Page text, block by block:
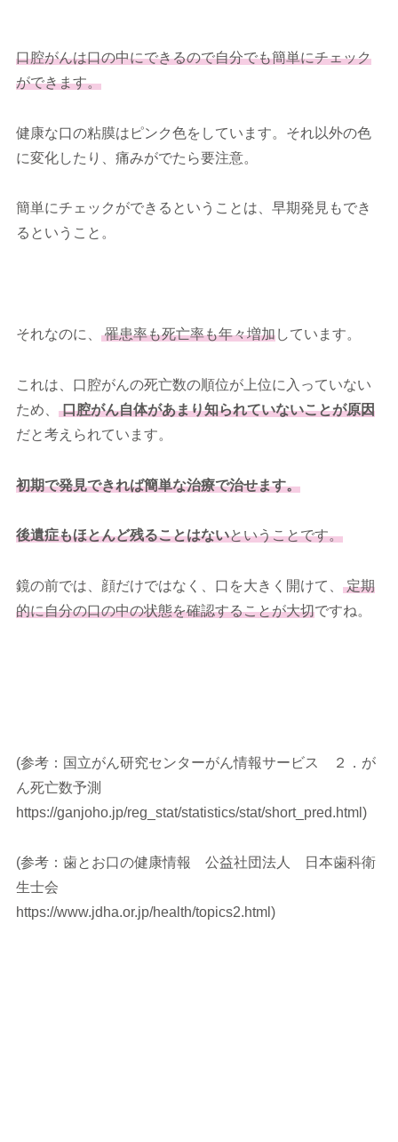
口腔がんは口の中にできるので自分でも簡単にチェック
ができます。
健康な口の粘膜はピンク色をしています。それ以外の色
に変化したり、痛みがでたら要注意。
簡単にチェックができるということは、早期発見もでき
るということ。
それなのに、罹患率も死亡率も年々増加しています。
これは、口腔がんの死亡数の順位が上位に入っていない
ため、口腔がん自体があまり知られていないことが原因
だと考えられています。
初期で発見できれば簡単な治療で治せます。
後遺症もほとんど残ることはないということです。
鏡の前では、顔だけではなく、口を大きく開けて、定期
的に自分の口の中の状態を確認することが大切ですね。
(参考：国立がん研究センターがん情報サービス ２．が
ん死亡数予測
https://ganjoho.jp/reg_stat/statistics/stat/short_pred.html)
(参考：歯とお口の健康情報 公益社団法人 日本歯科衛
生士会
https://www.jdha.or.jp/health/topics2.html)